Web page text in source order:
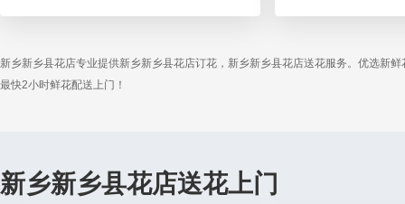
新乡新乡县花店专业提供新乡新乡县花店订花，新乡新乡县花店送花服务。优选新
最快2小时鲜花配送上门！
新乡新乡县花店送花上门